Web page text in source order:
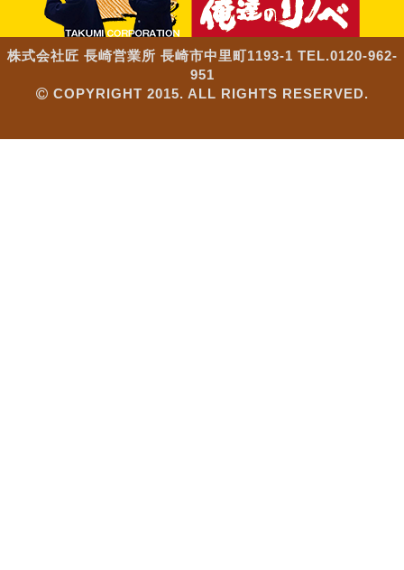
株式会社匠 長崎営業所 長崎市中里町1193-1 TEL.0120-962-
951
COPYRIGHT 2015. ALL RIGHTS RESERVED.